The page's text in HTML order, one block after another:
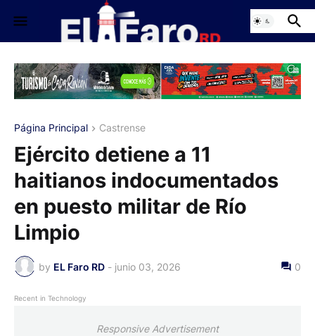
Página Principal Castrense
Ejército detiene a 11
haitianos indocumentados
en puesto militar de Río
Limpio
by EL Faro RD - junio 03, 2026 0
Recent in Technology
Responsive Advertisement